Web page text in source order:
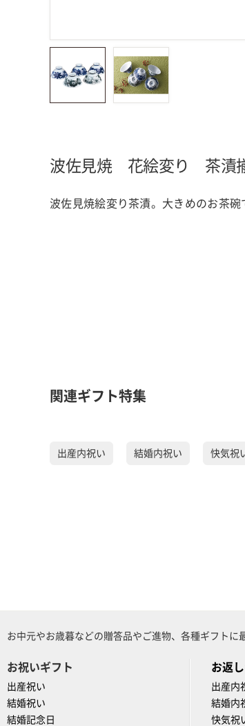
波佐見焼 花絵変り 茶漬
波佐見焼絵変り茶漬。大きめのお茶碗
関連ギフト特集
出産内祝い 結婚内祝い 快気祝
お中元やお歳暮などの贈答品やご進物、各種ギフト
お祝いギフト
出産祝い
結婚祝い
結婚記念日
お返
出産内
結婚内
快気祝